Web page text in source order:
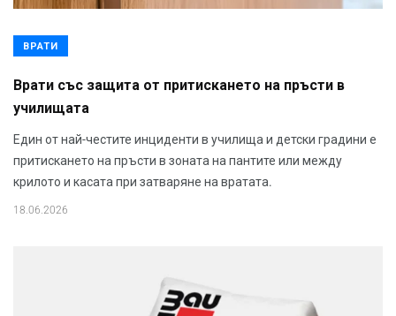
ВРАТИ
Врати със защита от притискането на пръсти в
училищата
Един от най-честите инциденти в училища и детски градини е
притискането на пръсти в зоната на пантите или между
крилото и касата при затваряне на вратата.
18.06.2026